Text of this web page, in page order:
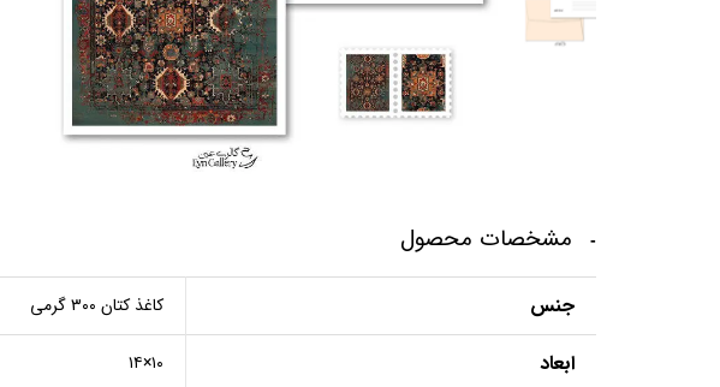
مشخصات محصول
جنس کاغذ کتان ۳۰۰ گرمی
ابعاد ۱۰×۱۴